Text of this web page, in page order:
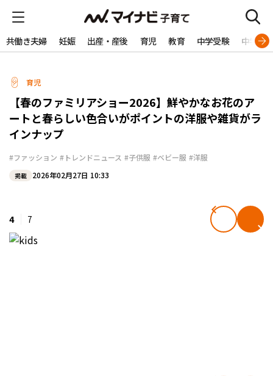
共働き夫婦 妊娠 出産・産後 育児 教育 中学受験 中学生
育児
【春のファミリアショー2026】鮮やかなお花のア
ートと春らしい色合いがポイントの洋服や雑貨がラ
インナップ
#ファッション #トレンドニュース #子供服 #ベビー服 #洋服
掲載 2026年02月27日 10:33
4 7